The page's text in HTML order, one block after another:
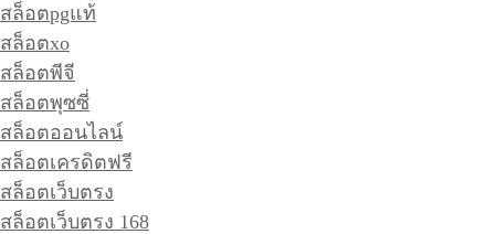
สล็อตpgแท้
สล็อตxo
สล็อตพีจี
สล็อตพุซซี่
สล็อตออนไลน์
สล็อตเครดิตฟรี
สล็อตเว็บตรง
สล็อตเว็บตรง 168